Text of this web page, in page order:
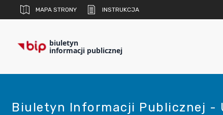
MAPA STRONY INSTRUKCJA
biuletyn
informacji publicznej
Biuletyn Informacji Publicznej -